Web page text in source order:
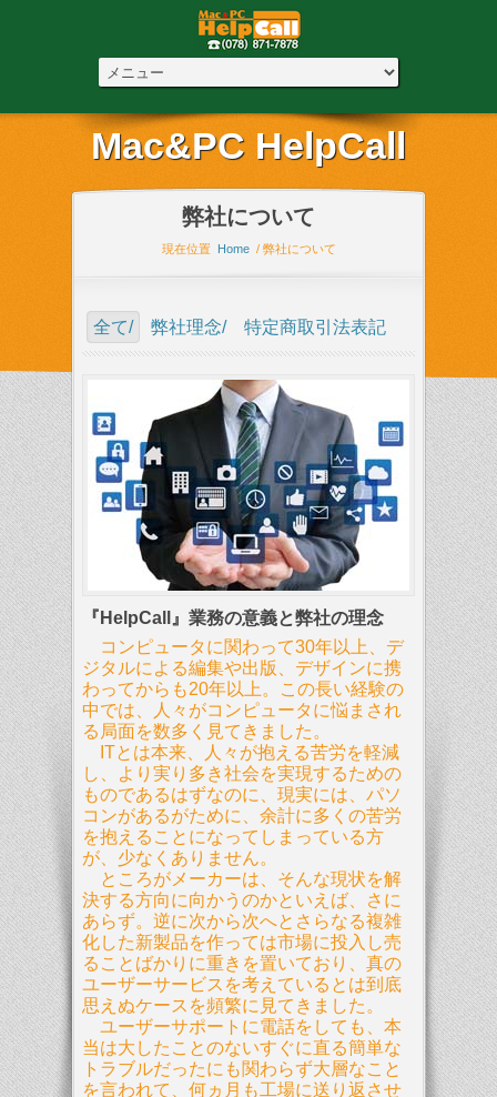
Mac&PC HelpCall
弊社について
現在位置 Home / 弊社について
全て/ 弊社理念/ 特定商取引法表記
『HelpCall』業務の意義と弊社の理念
コンピュータに関わって30年以上、デ
ジタルによる編集や出版、デザインに携
わってからも20年以上。この長い経験の
中では、人々がコンピュータに悩まされ
る局面を数多く見てきました。
ITとは本来、人々が抱える苦労を軽減
し、より実り多き社会を実現するための
ものであるはずなのに、現実には、パソ
コンがあるがために、余計に多くの苦労
を抱えることになってしまっている方
が、少なくありません。
ところがメーカーは、そんな現状を解
決する方向に向かうのかといえば、さに
あらず。逆に次から次へとさらなる複雑
化した新製品を作っては市場に投入し売
ることばかりに重きを置いており、真の
ユーザーサービスを考えているとは到底
思えぬケースを頻繁に見てきました。
ユーザーサポートに電話をしても、本
当は大したことのないすぐに直る簡単な
トラブルだったにも関わらず大層なこと
を言われて、何ヵ月も工場に送り返させ